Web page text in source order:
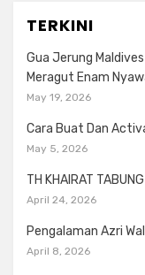
TERKINI
Gua Jerung
Meragut Enam
May 19, 2026
Cara Buat Dan
May 5, 2026
TH KHAIRAT
April 24, 2026
Pengalaman Azri
April 8, 2026